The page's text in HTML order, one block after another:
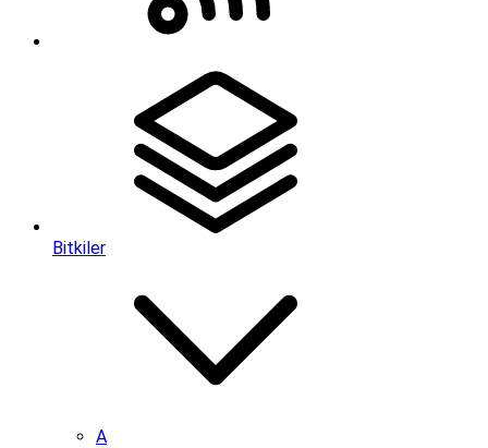
Bitkiler
A